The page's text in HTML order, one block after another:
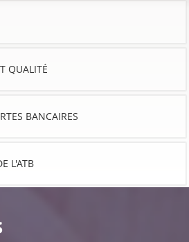
QUALITÉ
BANCAIRES
L'ATB